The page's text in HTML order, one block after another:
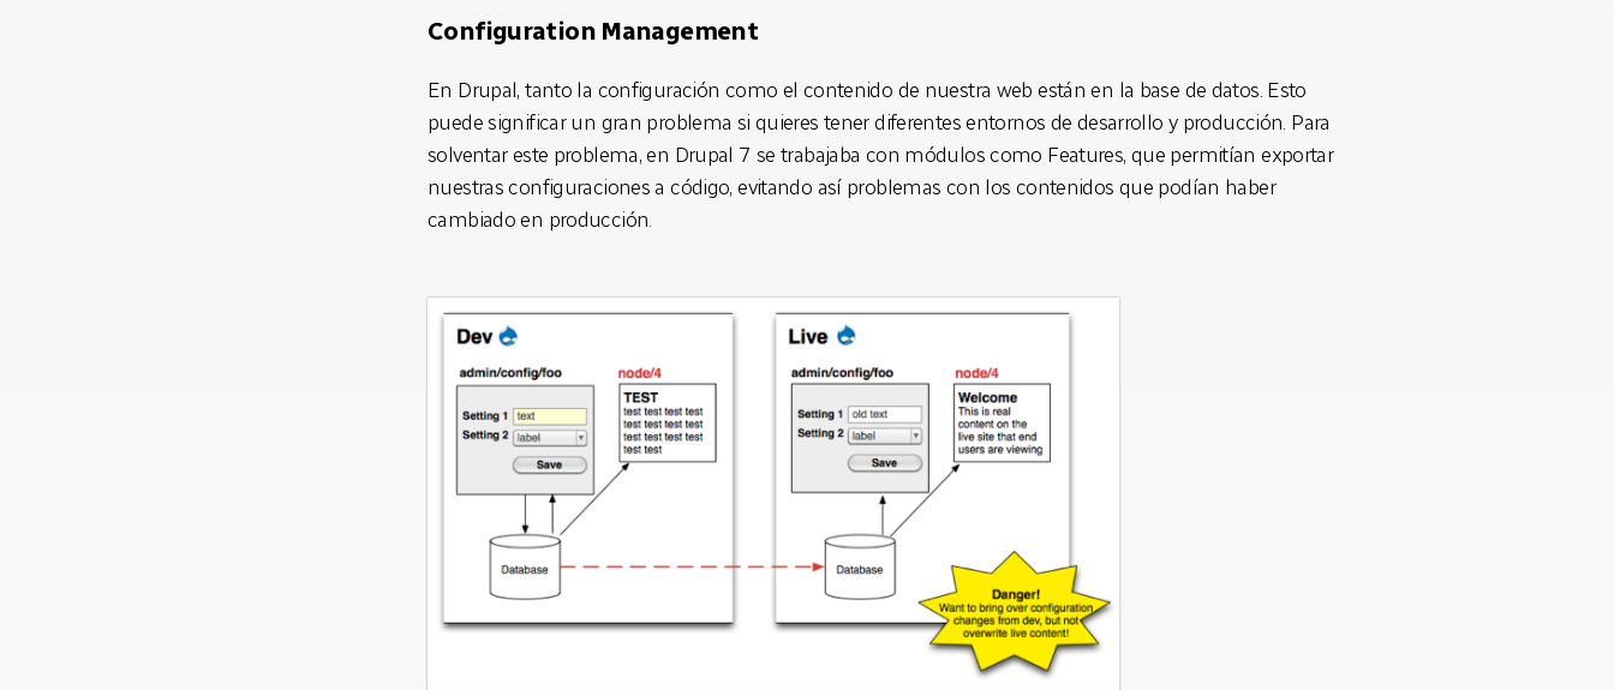
Configuration Management
En Drupal, tanto la configuración como el contenido de nuestra web están en la base de datos. Esto
puede significar un gran problema si quieres tener diferentes entornos de desarrollo y producción. Para
solventar este problema, en Drupal 7 se trabajaba con módulos como Features, que permitían exportar
nuestras configuraciones a código, evitando así problemas con los contenidos que podían haber
cambiado en producción.